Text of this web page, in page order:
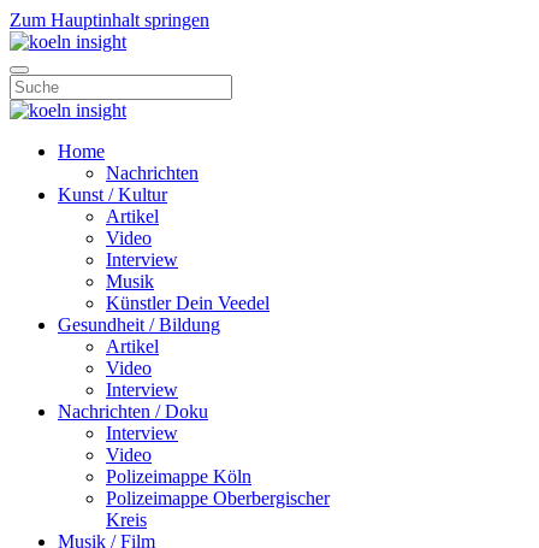
Zum Hauptinhalt springen
Home
Nachrichten
Kunst / Kultur
Artikel
Video
Interview
Musik
Künstler Dein Veedel
Gesundheit / Bildung
Artikel
Video
Interview
Nachrichten / Doku
Interview
Video
Polizeimappe Köln
Polizeimappe Oberbergischer
Kreis
Musik / Film